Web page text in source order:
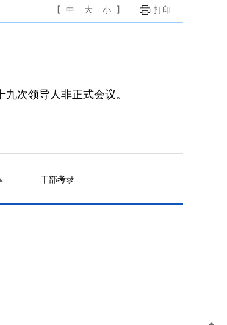
【 中 大 小 】 打印
次领导人非正式会议。
干部考录